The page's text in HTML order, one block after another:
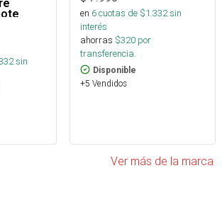
sin
en 6cuotas de $1.332sin
interés
ahorras $320 por
transferencia.
Disponible
+5 Vendidos
Ver más de la marca